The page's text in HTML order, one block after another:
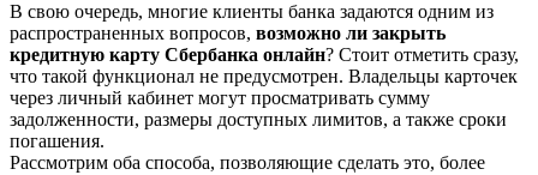
В свою очередь, многие клиенты банка задаются одним из
распространенных вопросов, возможно ли закрыть
кредитную карту Сбербанка онлайн? Стоит отметить сразу,
что такой функционал не предусмотрен. Владельцы карточек
через личный кабинет могут просматривать сумму
задолженности, размеры доступных лимитов, а также сроки
погашения.
Рассмотрим оба способа, позволяющие сделать это, более